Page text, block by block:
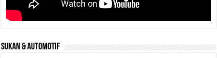
SUKAN & AUTOMOTIF